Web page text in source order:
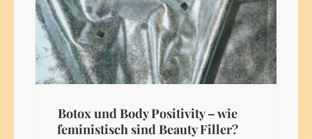
Botox und Body Positivity – wie
feministisch sind Beauty Filler?